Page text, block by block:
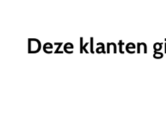
Deze klanten